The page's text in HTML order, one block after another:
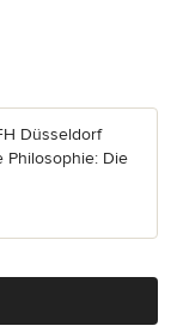
Düsseldorf
Philosophie: Die